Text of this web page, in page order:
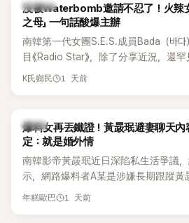
當年情況，李智惠終於鬆口坦言，當
術。她回憶：「拍了比基尼照片之後，
了。」為了澄清誤會，她只好親自站出
解釋，當時隆胸手術幾乎只有「腋下切開
想，既然一直說我有做，那我乾脆把腋
召開了一場泳裝記者招待會。當時她穿
機前，面對媒體擺出各種姿勢，畫面
這段為平息爭議、直接公開腋下畫面自
起，節目現場立刻充滿驚呼聲與笑聲，
對流言時「豁出去」的直率性格。其實
《脫掉鞋子恢單4Men》 中，親自公開那
K-POP
沒被Waterbomb邀請不忍了！火辣
之母」 一句話酸爆主辦
南韓第一代女團S.E.S.成員Bada（바
目《Radio Star》，除了分享近況，還
Waterbomb喊話，笑稱自己至今從未
K氏鄉民 1 天前
韓星
爆料女再丟鐵證！黃晸珉避妻聊天內
定：就是婚外情
南韓影帝黃晸珉近日深陷私生活爭議
示，網路爆料者A某是涉嫌長期跟蹤黃
法律行動。不過，A某並未因此停止發
年糕歐巴 1 天前